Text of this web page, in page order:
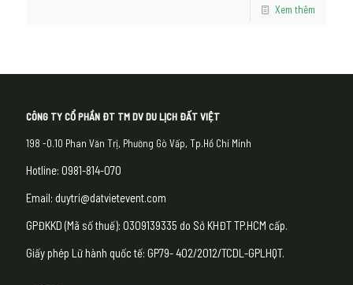
Xem thêm
CÔNG TY CỔ PHẦN ĐT TM DV DU LỊCH ĐẤT VIỆT
198 -0.10 Phan Văn Trị, Phường Gò Vấp, Tp.Hồ Chí Minh
Hotline: 0981-814-070
Email: duytri@datvietevent.com
GPĐKKD (Mã số thuế): 0309139335 do Sở KHĐT TP.HCM cấp.
Giấy phép Lữ hành quốc tế: GP79- 402/2012/TCDL-GPLHQT.